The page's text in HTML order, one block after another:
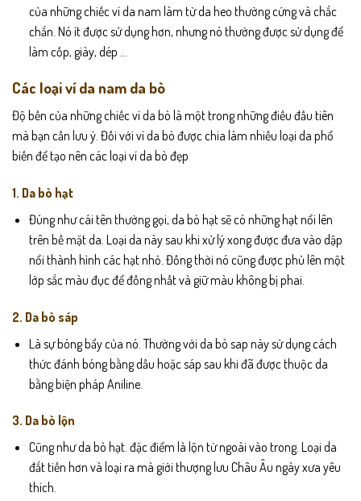
của những chiếc ví da nam làm từ da heo thường cứng và chắc
chắn. Nó ít được sử dụng hơn, nhưng nó thường được sử dụng để
làm cốp, giày, dép …
Các loại ví da nam da bò
Độ bền của những chiếc ví da bò là một trong những điều đầu tiên
mà bạn cần lưu ý. Đối với ví da bò được chia làm nhiều loại da phổ
biến để tạo nên các loại ví da bò đẹp
1. Da bò hạt
Đúng như cái tên thường gọi, da bò hạt sẽ có những hạt nổi lên
trên bề mặt da. Loại da này sau khi xử lý xong được đưa vào dập
nổi thành hình các hạt nhỏ. Đồng thời nó cũng được phủ lên một
lớp sắc màu đục để đồng nhất và giữ màu không bị phai.
2. Da bò sáp
Là sự bóng bẩy của nó. Thường với da bò sap này sử dụng cách
thức đánh bóng bằng dầu hoặc sáp sau khi đã được thuộc da
bằng biện pháp Aniline.
3. Da bò lộn
Cũng như da bò hạt. đặc điểm là lộn từ ngoài vào trong. Loại da
đắt tiền hơn và loại ra mà giới thượng lưu Châu Âu ngày xưa yêu
thích.